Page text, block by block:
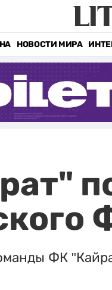
НОВОСТИ МИРА
ФК